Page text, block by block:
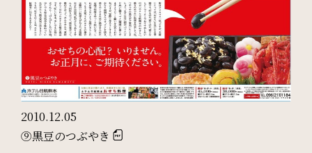
News
お知らせ
FAQ
よくある質問
2010.12.05
⑨黒豆のつぶやき